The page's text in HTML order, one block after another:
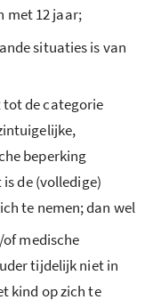
met 12 jaar;
situaties is van
tot de categorie
beperking
de (volledige)
te nemen; dan wel
of medische
tijdelijk niet in
kind op zich te